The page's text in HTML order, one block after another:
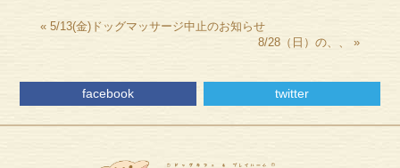
«5/13(金)ドッグマッサージ中止のお知らせ
8/28（日）の、、
»
facebook twitter